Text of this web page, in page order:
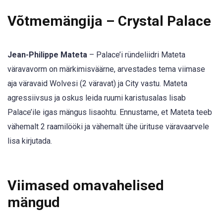
Võtmemängija – Crystal Palace
Jean-Philippe Mateta – Palace’i ründeliidri Mateta
väravavorm on märkimisväärne, arvestades tema viimase
aja väravaid Wolvesi (2 väravat) ja City vastu. Mateta
agressiivsus ja oskus leida ruumi karistusalas lisab
Palace’ile igas mängus lisaohtu. Ennustame, et Mateta teeb
vähemalt 2 raamilööki ja vähemalt ühe ürituse väravaarvele
lisa kirjutada.
Viimased omavahelised
mängud